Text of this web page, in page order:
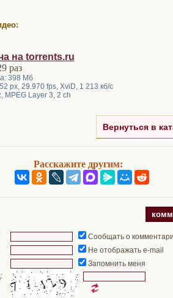
на torrents.ru
раз
398 Мб
px, 29.970 fps, XviD, 1 213 кб/с
MPEG Layer 3, 2 ch
Вернуться в
Расскажите другим:
Сообщать о
Не отображать e-mail
Запомнить меня